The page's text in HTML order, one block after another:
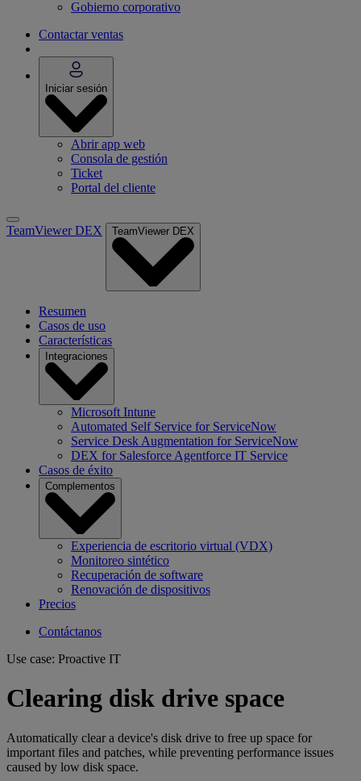
Gobierno corporativo
Contactar ventas
Iniciar sesión
Abrir app web
Consola de gestión
Ticket
Portal del cliente
TeamViewer DEX TeamViewer DEX
Resumen
Casos de uso
Características
Integraciones
Microsoft Intune
Automated Self Service for ServiceNow
Service Desk Augmentation for ServiceNow
DEX for Salesforce Agentforce IT Service
Casos de éxito
Complementos
Experiencia de escritorio virtual (VDX)
Monitoreo sintético
Recuperación de software
Renovación de dispositivos
Precios
Contáctanos
Use case: Proactive IT
Clearing disk drive space
Automatically clear a device's disk drive to free up space for
important files and patches, while preventing performance issues
caused by low disk space.